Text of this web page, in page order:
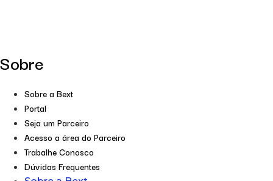
Sobre
Sobre a Bext
Portal
Seja um Parceiro
Acesso a área do Parceiro
Trabalhe Conosco
Dúvidas Frequentes